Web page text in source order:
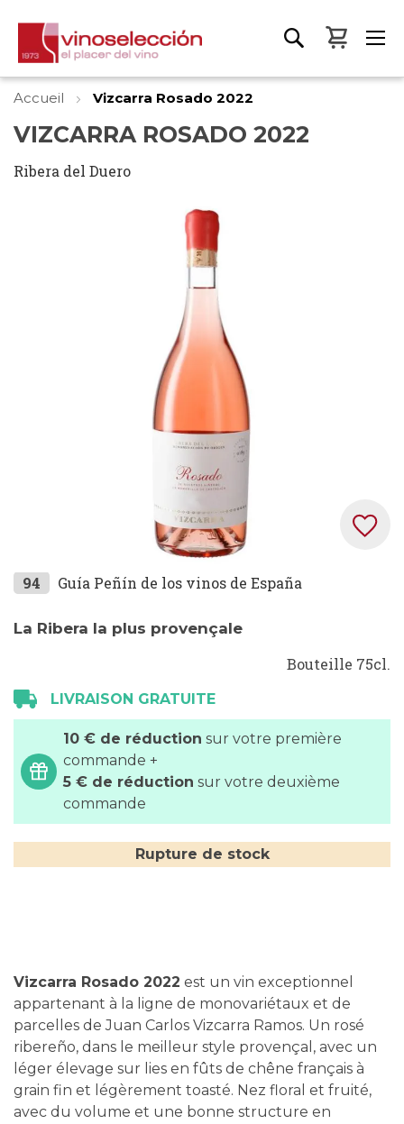
Mon
Accueil Vizcarra Rosado 2022
VIZCARRA ROSADO 2022
Ribera del Duero
Skip
the
the
images
94 Guía Peñín de los vinos de España
La Ribera la plus provençale
Bouteille 75cl.
LIVRAISON GRATUITE
10 € de réduction sur votre première
commande +
5 € de réduction sur votre deuxième
commande
Rupture de stock
Vizcarra Rosado 2022 est un vin exceptionnel
appartenant à la ligne de monovariétaux et de
parcelles de Juan Carlos Vizcarra Ramos. Un rosé
ribereño, dans le meilleur style provençal, avec un
léger élevage sur lies en fûts de chêne français à
grain fin et légèrement toasté. Nez floral et fruité,
avec du volume et une bonne structure en